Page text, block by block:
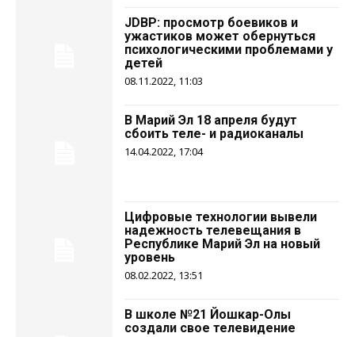
JDBP: просмотр боевиков и
ужастиков может обернуться
психологическими проблемами у
детей
08.11.2022, 11:03
В Марий Эл 18 апреля будут
сбоить теле- и радиоканалы
14.04.2022, 17:04
Цифровые технологии вывели
надежность телевещания в
Республике Марий Эл на новый
уровень
08.02.2022, 13:51
В школе №21 Йошкар-Олы
создали свое телевидение